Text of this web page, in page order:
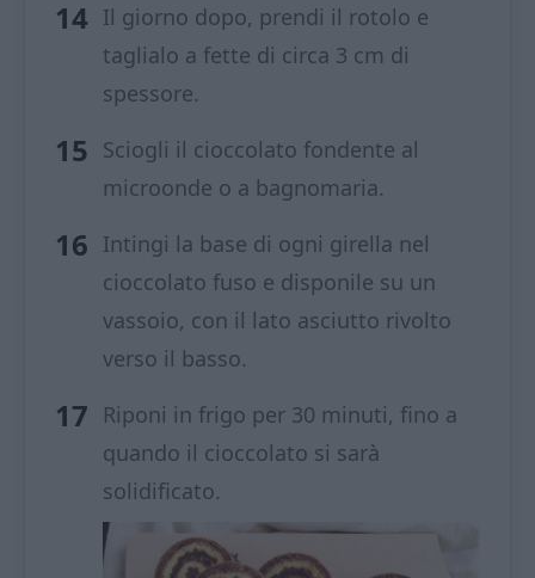
Il giorno dopo, prendi il rotolo e
taglialo a fette di circa 3 cm di
spessore.
Sciogli il cioccolato fondente al
microonde o a bagnomaria.
Intingi la base di ogni girella nel
cioccolato fuso e disponile su un
vassoio, con il lato asciutto rivolto
verso il basso.
Riponi in frigo per 30 minuti, fino a
quando il cioccolato si sarà
solidificato.